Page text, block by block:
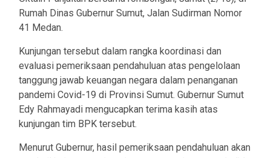
Rumah Dinas Gubernur Sumut, Jalan Sudirman Nomor
41 Medan.
Kunjungan tersebut dalam rangka koordinasi dan
evaluasi pemeriksaan pendahuluan atas pengelolaan
tanggung jawab keuangan negara dalam penanganan
pandemi Covid-19 di Provinsi Sumut. Gubernur Sumut
Edy Rahmayadi mengucapkan terima kasih atas
kunjungan tim BPK tersebut.
Menurut Gubernur, hasil pemeriksaan pendahuluan akan